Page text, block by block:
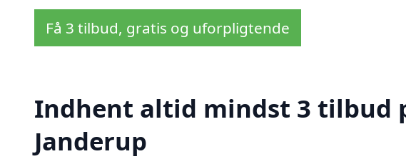
Få 3 tilbud, gratis og uforpligtende
Indhent altid mindst 3 tilbud
Janderup